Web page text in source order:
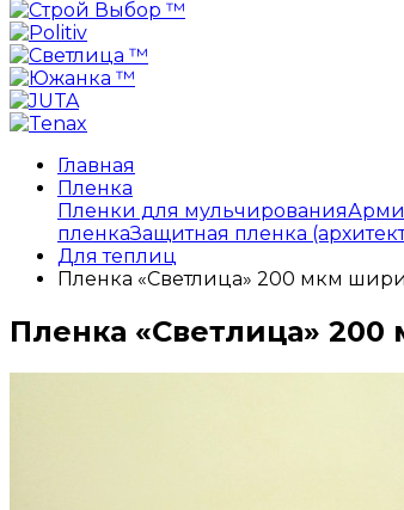
Главная
Пленка
Пленки для мульчирования
пленкаЗащитная пленка
Для теплиц
Пленка «Светлица» 200 мкм
Пленка «Светлица»